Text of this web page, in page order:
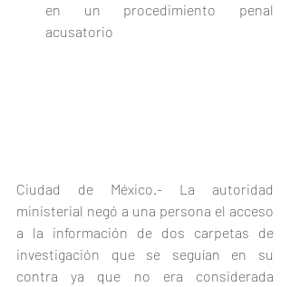
en un procedimiento penal
acusatorio
Ciudad de México.- La autoridad
ministerial negó a una persona el acceso
a la información de dos carpetas de
investigación que se seguían en su
contra ya que no era considerada